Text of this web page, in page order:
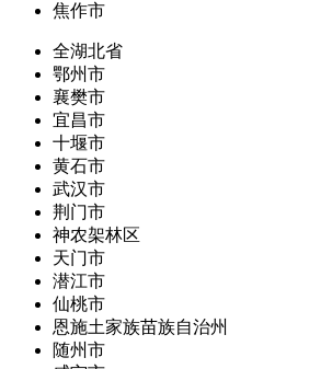
焦作市
全湖北省
鄂州市
襄樊市
宜昌市
十堰市
黄石市
武汉市
荆门市
神农架林区
天门市
潜江市
仙桃市
恩施土家族苗族自治州
随州市